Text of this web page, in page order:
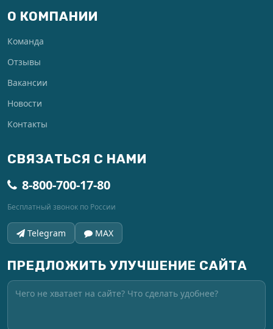
О КОМПАНИИ
Команда
Отзывы
Вакансии
Новости
Контакты
СВЯЗАТЬСЯ С НАМИ
8-800-700-17-80
Бесплатный звонок по России
Telegram MAX
ПРЕДЛОЖИТЬ УЛУЧШЕНИЕ САЙТА